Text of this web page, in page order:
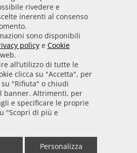
le linee guida di sviluppo
PA pubblicate da AGID in
TEAM PER LA
• Informativa privacy
• Whistleblowing
di accessibilità
rivedere e
inerenti al consenso
sono disponibili
policye Cookie
all’utilizzo di tutte le
clicca su "Accetta", per
"Rifiuta" o chiudi
banner. Altrimenti, per
e specificare le proprie
"Scopri di più e
Personalizza